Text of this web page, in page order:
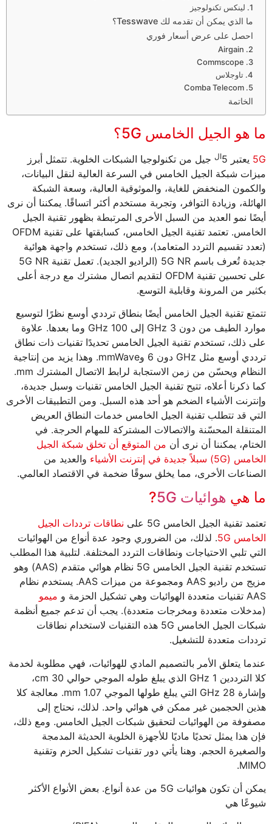
1. لينكس تكنولوجيز
ما الذي يمكن أن تقدمه لك Tesswave؟
احصل على عرض أسعار فوري
2. Airgain
3. Commscope
4. تاوجلاس
5. Comba Telecom
الخاتمة
ما هو الجيل الخامس 5G؟
5G يعتبر 5 ال جيل من تكنولوجيا الشبكات الخلوية. تتمثل أبرز
ميزات شبكة الجيل الخامس في السرعة العالية لنقل البيانات،
والكمون المنخفض للغاية، والموثوقية العالية، وسعة الشبكة
الهائلة، وزيادة التوافر، وتجربة مستخدم أكثر اتساقًا. يمكننا أن نرى
أيضًا نمو العديد من السبل الأخرى المرتبطة بظهور تقنية الجيل
الخامس. تعتمد تقنية الجيل الخامس، كسابقتها على تقنية OFDM
(تعدد تقسيم التردد المتعامد)، ومع ذلك، تستخدم واجهة هوائية
جديدة تُعرف باسم 5G NR (الراديو الجديد). تعمل تقنية 5G NR
على تحسين تقنية OFDM لتقديم اتصال مشترك مع درجة أعلى
بكثير من المرونة وقابلية التوسع.
تتمتع تقنية الجيل الخامس أيضًا بنطاق ترددي أوسع نظرًا لتوسيع
موارد الطيف من دون 3 GHz إلى 100 GHz وما بعدها. علاوة
على ذلك، تستخدم تقنية الجيل الخامس تحديدًا تقنيات ذات نطاق
ترددي أوسع مثل GHz دون 6 وmmWave. وهذا يزيد من إنتاجية
النظام ويحسّن من زمن الاستجابة لرابط الاتصال المشترك mm.
كما ذكرنا أعلاه، تتيح تقنية الجيل الخامس تقنيات وسبل جديدة،
وإنترنت الأشياء الضخم هو أحد هذه السبل. ومن التطبيقات الأخرى
التي قد تتطلب تقنية الجيل الخامس خدمات النطاق العريض
المتنقلة المحسّنة والاتصالات المشتركة للمهام الحرجة. في
الختام، يمكننا أن نرى أن من المتوقع أن تخلق شبكة الجيل
الخامس (5G) سبلاً جديدة في إنترنت الأشياء
والعديد من
الصناعات الأخرى، مما يخلق سوقًا ضخمة في الاقتصاد العالمي.
ما هي هوائيات 5G ?
تعتمد تقنية الجيل الخامس 5G على
نطاقات ترددات الجيل
الخامس 5G
. لذلك، من الضروري وجود عدة أنواع من الهوائيات
التي تلبي الاحتياجات ونطاقات التردد المختلفة. لتلبية هذا المطلب
تستخدم تقنية الجيل الخامس 5G نظام هوائي متقدم (AAS) وهو
مزيج من راديو AAS ومجموعة من ميزات AAS. يستخدم نظام
AAS تقنيات متعددة الهوائيات وهي تشكيل الحزمة و
ميمو
(مدخلات متعددة ومخرجات متعددة). يجب أن تدعم جميع أنظمة
شبكات الجيل الخامس 5G هذه التقنيات لاستخدام نطاقات
ترددات متعددة للتشغيل.
عندما يتعلق الأمر بالتصميم المادي للهوائيات، فهي مطلوبة لخدمة
كلا الترددين 1 GHz الذي يبلغ طوله الموجي حوالي 30 cm،
وإشارة 28 GHz التي يبلغ طولها الموجي 1.07 mm. معالجة كلا
هذين الحجمين غير ممكن في هوائي واحد. لذلك، نحتاج إلى
مصفوفة من الهوائيات لتحقيق شبكات الجيل الخامس. ومع ذلك،
فإن هذا يمثل تحديًا ماديًا للأجهزة الخلوية الحديثة المدمجة
والصغيرة الحجم. وهنا يأتي دور تقنيات تشكيل الحزم وتقنية
MIMO.
يمكن أن تكون هوائيات 5G من عدة أنواع. بعض الأنواع الأكثر
شيوعًا هي